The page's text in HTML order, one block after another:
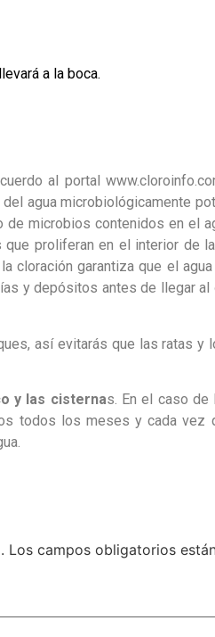
a la boca.
al portal
agua microbiológicamente
microbios contenidos en el
proliferan en el interior de
cloración garantiza que el
y depósitos antes de llegar al
así evitarás que las ratas y
y las cisternas. En el caso de
todos los meses y cada vez
Los campos obligatorios